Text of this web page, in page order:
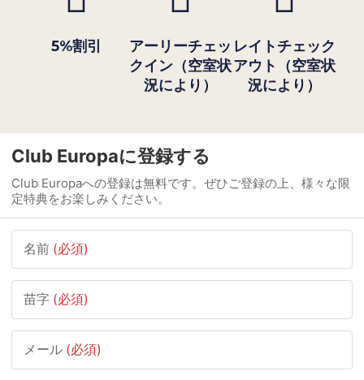
5%割引
アーリーチェッ
クイン（空室状
況により）
レイトチェック
アウト（空室状
況により）
Club Europaに登録する
Club Europaへの登録は無料です。ぜひご登録の上、様々な限
定特典をお楽しみください。
名前 (必須)
苗字 (必須)
メール (必須)